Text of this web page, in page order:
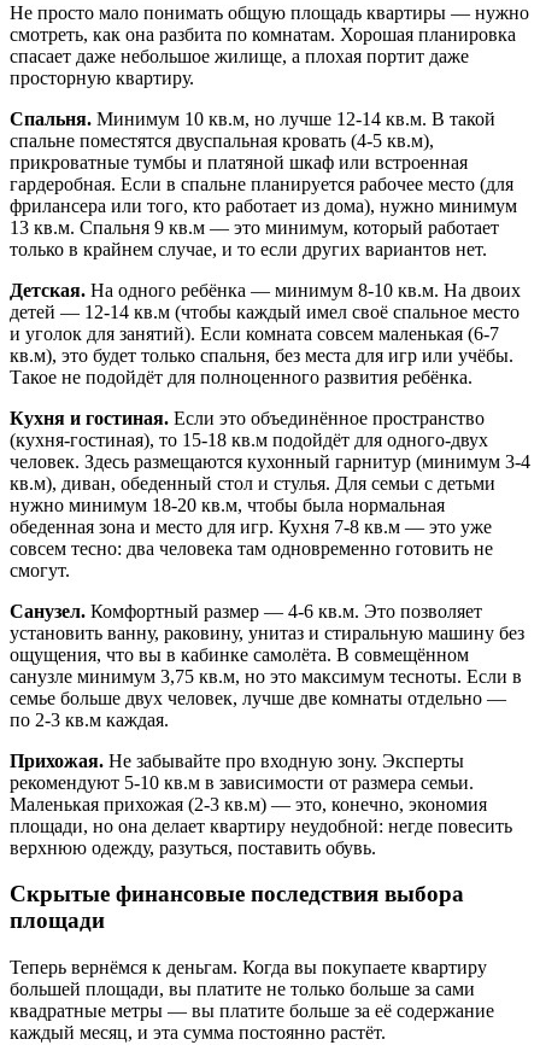
Не просто мало понимать общую площадь квартиры — нужно
смотреть, как она разбита по комнатам. Хорошая планировка
спасает даже небольшое жилище, а плохая портит даже
просторную квартиру.
Спальня. Минимум 10 кв.м, но лучше 12-14 кв.м. В такой
спальне поместятся двуспальная кровать (4-5 кв.м),
прикроватные тумбы и платяной шкаф или встроенная
гардеробная. Если в спальне планируется рабочее место (для
фрилансера или того, кто работает из дома), нужно минимум
13 кв.м. Спальня 9 кв.м — это минимум, который работает
только в крайнем случае, и то если других вариантов нет.
Детская. На одного ребёнка — минимум 8-10 кв.м. На двоих
детей — 12-14 кв.м (чтобы каждый имел своё спальное место
и уголок для занятий). Если комната совсем маленькая (6-7
кв.м), это будет только спальня, без места для игр или учёбы.
Такое не подойдёт для полноценного развития ребёнка.
Кухня и гостиная. Если это объединённое пространство
(кухня-гостиная), то 15-18 кв.м подойдёт для одного-двух
человек. Здесь размещаются кухонный гарнитур (минимум 3-4
кв.м), диван, обеденный стол и стулья. Для семьи с детьми
нужно минимум 18-20 кв.м, чтобы была нормальная
обеденная зона и место для игр. Кухня 7-8 кв.м — это уже
совсем тесно: два человека там одновременно готовить не
смогут.
Санузел. Комфортный размер — 4-6 кв.м. Это позволяет
установить ванну, раковину, унитаз и стиральную машину без
ощущения, что вы в кабинке самолёта. В совмещённом
санузле минимум 3,75 кв.м, но это максимум тесноты. Если в
семье больше двух человек, лучше две комнаты отдельно —
по 2-3 кв.м каждая.
Прихожая. Не забывайте про входную зону. Эксперты
рекомендуют 5-10 кв.м в зависимости от размера семьи.
Маленькая прихожая (2-3 кв.м) — это, конечно, экономия
площади, но она делает квартиру неудобной: негде повесить
верхнюю одежду, разуться, поставить обувь.
Скрытые финансовые последствия выбора
площади
Теперь вернёмся к деньгам. Когда вы покупаете квартиру
большей площади, вы платите не только больше за сами
квадратные метры — вы платите больше за её содержание
каждый месяц, и эта сумма постоянно растёт.